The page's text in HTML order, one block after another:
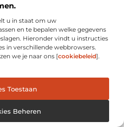
u in staat om uw
en te bepalen welke gegevens
Hieronder vindt u instructies
in verschillende webbrowsers.
we je naar ons [cookiebeleid].
Toestaan
Beheren
blogs en verhalen.
tips en inzichten uit het
op Bloghopper.nl.